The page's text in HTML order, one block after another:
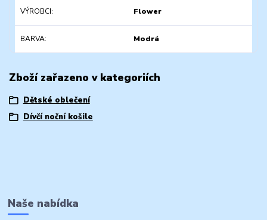
VÝROBCI Flower
BARVA Modrá
Zboží zařazeno v kategoriích
Dětské oblečení
Dívčí noční košile
Naše nabídka